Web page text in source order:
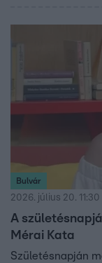
Bulvár
2026. július 20. 11:30
A
Mérai Kata
Születésnapján